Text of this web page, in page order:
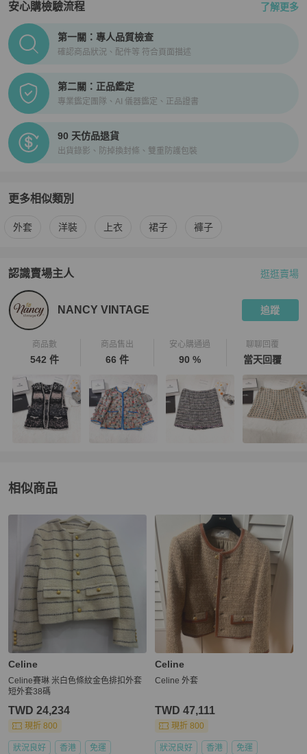
安心購檢驗流程 了解更多
PopChill拍拍圈正品驗證、安心購檢驗流程介紹
第一關：專人品質檢查
確認商品狀況、配件等 符合頁面描述
第二關：正品鑑定
專業鑑定團隊、AI 儀器鑑定、正品證書
90 天仿品退貨
出貨錄影、防掉換封條、雙重防護包裝
更多相似類別
更多 Celine 女裝相似商品推薦
外套 洋裝 上衣 裙子 褲子
認識賣場主人
PopChill 拍拍圈嚴選賣家
逛逛賣場
NANCY VINTAGE 追蹤
商品數
542 件
商品售出
66 件
安心購通過
90 %
聊聊回覆
當天回覆
相似商品
更多相似Celine女裝推薦精品
Celine
Celine賽琳 米白色條紋金色排扣外套
短外套38碼
TWD 24,234
現折 800
狀況良好 香港 免運
Celine
Celine 外套
TWD 47,111
現折 800
狀況良好 香港 免運